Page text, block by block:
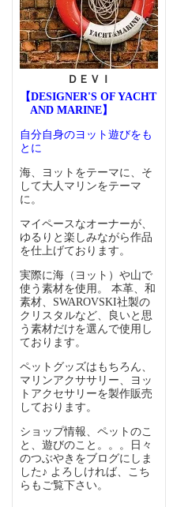
ＤＥＶＩ
【DESIGNER'S OF YACHT
AND MARINE】
自分自身のヨット遊びをも
とに
海、ヨットをテーマに、そ
して大人マリンをテーマ
に。
マイペースなオーナーが、
ゆるりと楽しみながら作品
を仕上げております。
実際に海（ヨット）や山で
使う素材を使用。 本革、和
素材、SWAROVSKI社製の
クリスタルなど、良いと思
う素材だけを選んで使用し
ております。
ペットグッズはもちろん、
マリンアクササリー、ヨッ
トアクセサリーを製作販売
しております。
ショップ情報、ペットのこ
と、遊びのこと。。。日々
のつぶやきをブログにしま
した♪ よろしければ、こち
らもご覧下さい。